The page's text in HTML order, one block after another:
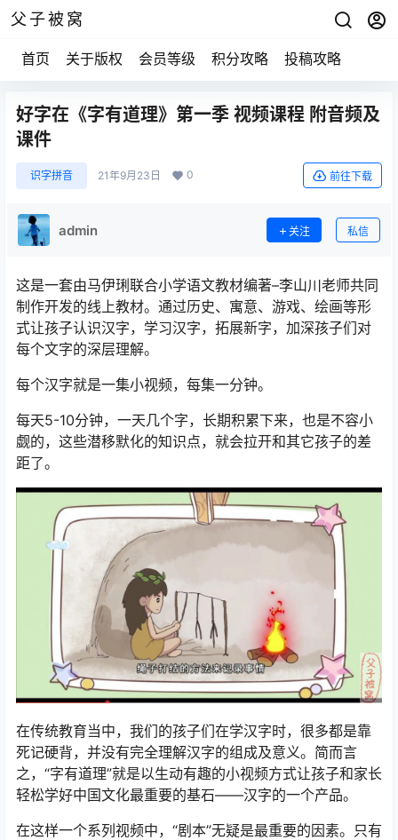
父子被窝
首页 关于版权 会员等级 积分攻略 投稿攻略
好字在《字有道理》第一季 视频课程 附音频及
课件
识字拼音 21年9月23日 0 前往下载
admin 关注 私信
这是一套由马伊琍联合小学语文教材编著–李山川老师共同
制作开发的线上教材。通过历史、寓意、游戏、绘画等形
式让孩子认识汉字，学习汉字，拓展新字，加深孩子们对
每个文字的深层理解。
每个汉字就是一集小视频，每集一分钟。
每天5-10分钟，一天几个字，长期积累下来，也是不容小
觑的，这些潜移默化的知识点，就会拉开和其它孩子的差
距了。
在传统教育当中，我们的孩子们在学汉字时，很多都是靠
死记硬背，并没有完全理解汉字的组成及意义。简而言
之，“字有道理”就是以生动有趣的小视频方式让孩子和家长
轻松学好中国文化最重要的基石——汉字的一个产品。
在这样一个系列视频中，“剧本”无疑是最重要的因素。只有